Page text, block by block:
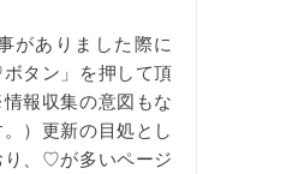
がありました際に
タン」を押して頂
報収集の意図もな
）更新の目処とし
り、♡が多いページ